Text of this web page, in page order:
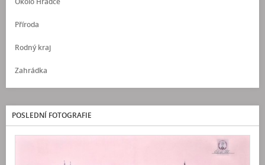
Příroda
Rodný kraj
Zahrádka
POSLEDNÍ FOTOGRAFIE